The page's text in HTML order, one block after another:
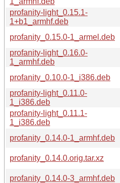
profanity-light_0.15.1-
1+b1_armhf.deb
profanity_0.15.0-1_armel.deb
profanity-light_0.16.0-
1_armhf.deb
profanity_0.10.0-1_i386.deb
profanity-light_0.11.0-
1_i386.deb
profanity-light_0.11.1-
1_i386.deb
profanity_0.14.0-1_armhf.deb
profanity_0.14.0.orig.tar.xz
profanity_0.14.0-3_armhf.deb